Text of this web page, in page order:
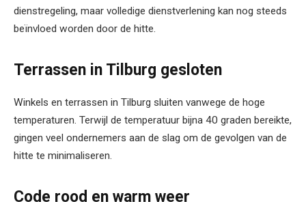
dienstregeling, maar volledige dienstverlening kan nog steeds
beïnvloed worden door de hitte.
Terrassen in Tilburg gesloten
Winkels en terrassen in Tilburg sluiten vanwege de hoge
temperaturen. Terwijl de temperatuur bijna 40 graden bereikte,
gingen veel ondernemers aan de slag om de gevolgen van de
hitte te minimaliseren.
Code rood en warm weer